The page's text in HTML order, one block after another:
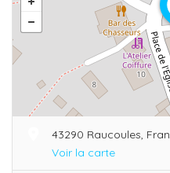
43290 Raucoules,
Voir la carte